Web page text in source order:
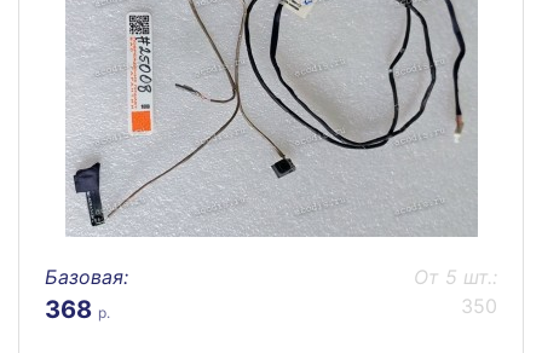
Базовая:
368 р.
От 5 шт.:
350